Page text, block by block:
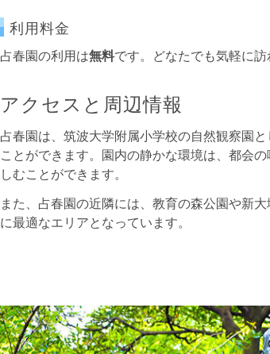
利用料金
占春園の利用は無料です。どなたでも気軽に訪
アクセスと周辺情報
占春園は、筑波大学附属小学校の自然観察園
ことができます。園内の静かな環境は、都会
しむことができます。
また、占春園の近隣には、教育の森公園や新
に最適なエリアとなっています。